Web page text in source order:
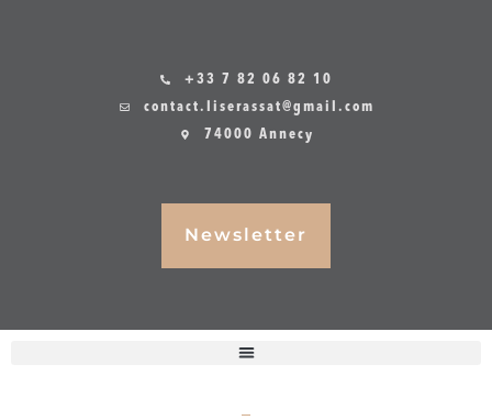
+33 7 82 06 82 10
contact.liserassat@gmail.com
74000 Annecy
Newsletter